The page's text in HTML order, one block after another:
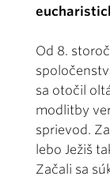
Od 8.
sa otočil
modlitby
sprievod.
lebo Ježiš
Začali sa